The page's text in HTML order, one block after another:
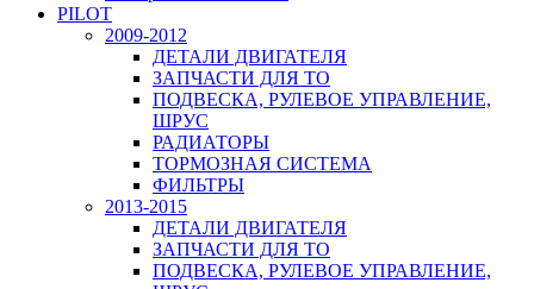
PILOT
2009-2012
ДЕТАЛИ ДВИГАТЕЛЯ
ЗАПЧАСТИ ДЛЯ ТО
ПОДВЕСКА, РУЛЕВОЕ УПРАВЛЕНИЕ,
ШРУС
РАДИАТОРЫ
ТОРМОЗНАЯ СИСТЕМА
ФИЛЬТРЫ
2013-2015
ДЕТАЛИ ДВИГАТЕЛЯ
ЗАПЧАСТИ ДЛЯ ТО
ПОДВЕСКА, РУЛЕВОЕ УПРАВЛЕНИЕ,